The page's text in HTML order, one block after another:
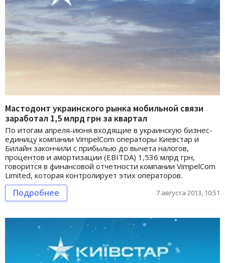
Мастодонт украинского рынка мобильной связи
заработал 1,5 млрд грн за квартал
По итогам апреля-июня входящие в украинскую бизнес-
единицу компании VimpelCom операторы Киевстар и
Билайн закончили с прибылью до вычета налогов,
процентов и амортизации (EBITDA) 1,536 млрд грн,
говорится в финансовой отчетности компании VimpelCom
Limited, которая контролирует этих операторов.
Подробнее 7 августа 2013, 10:51